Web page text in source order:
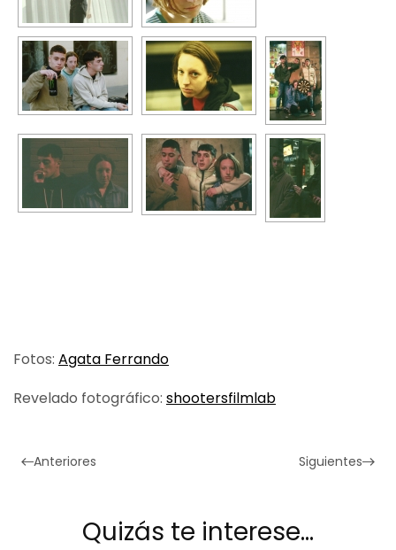
Fotos: Agata Ferrando
Revelado fotográfico: shootersfilmlab
Anteriores Siguientes
Quizás te interese…